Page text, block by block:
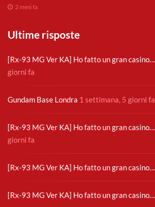
2 mesi fa
Ultime risposte
[Rx-93 MG Ver KA] Ho fatto un gran casino…
giorni fa
Gundam Base Londra 1 settimana, 5 giorni fa
[Rx-93 MG Ver KA] Ho fatto un gran casino…
giorni fa
[Rx-93 MG Ver KA] Ho fatto un gran casino…
[Rx-93 MG Ver KA] Ho fatto un gran casino…